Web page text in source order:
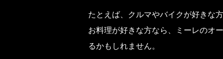
たとえば、クルマやバイクが好きな
お料理が好きな方なら、ミーレのオ
るかもしれません。